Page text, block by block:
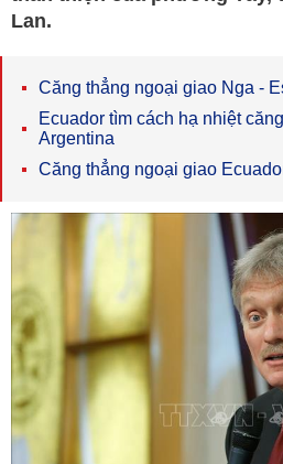
Lan.
Căng thẳng ngoại giao Nga -
Ecuador tìm cách hạ nhiệt
Argentina
Căng thẳng ngoại giao